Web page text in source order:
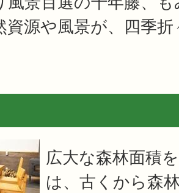
資源や風景が、四季
広大な森林面積
は、古くから森